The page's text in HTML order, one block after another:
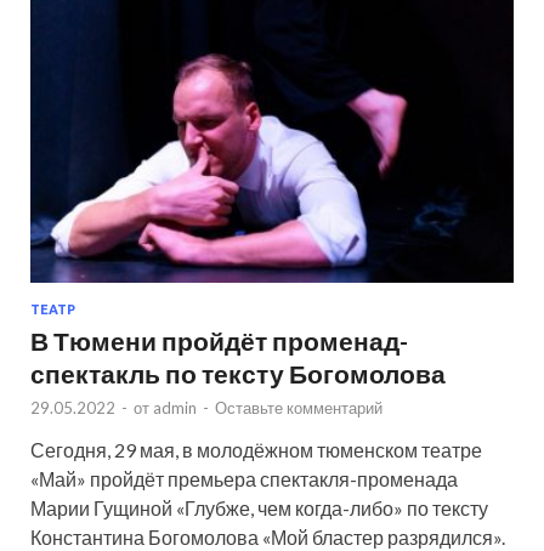
ТЕАТР
В Тюмени пройдёт променад-
спектакль по тексту Богомолова
29.05.2022 - от admin - Оставьте комментарий
Сегодня, 29 мая, в молодёжном тюменском театре
«Май» пройдёт премьера спектакля-променада
Марии Гущиной «Глубже, чем когда-либо» по тексту
Константина Богомолова «Мой бластер разрядился».